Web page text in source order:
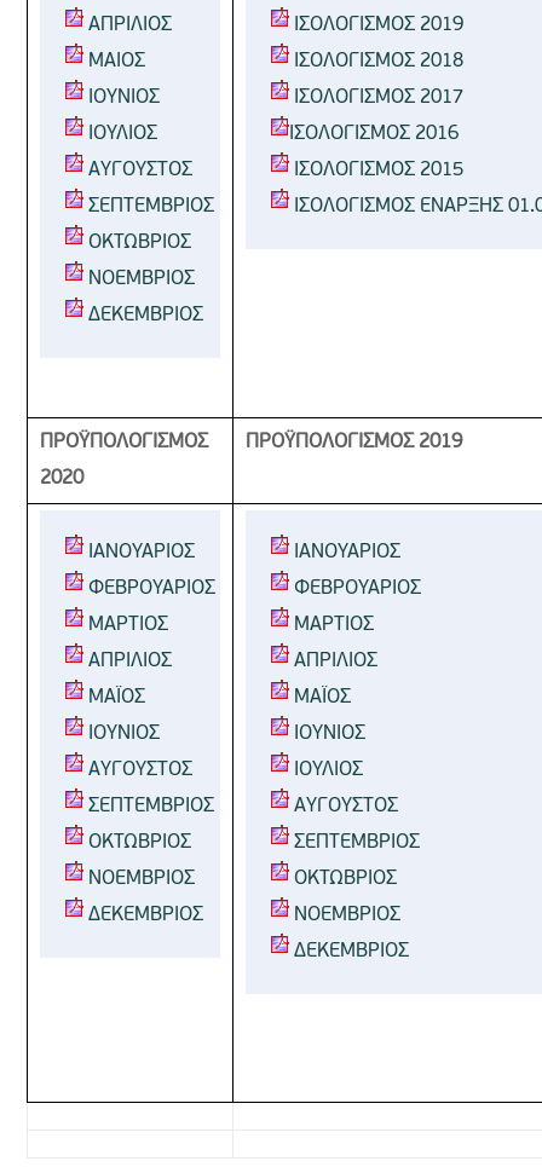
AΠΡΙΛΙΟΣ
ΜΑΙΟΣ
ΙΟΥΝΙΟΣ
ΙΟΥΛΙΟΣ
ΑΥΓΟΥΣΤΟΣ
ΣΕΠΤΕΜΒΡΙΟΣ
OΚΤΩΒΡΙΟΣ
ΝΟΕΜΒΡΙΟΣ
ΔΕΚΕΜΒΡΙΟΣ
ΙΣΟΛΟΓΙΣΜΟΣ 2019
ΙΣΟΛΟΓΙΣΜΟΣ 2018
ΙΣΟΛΟΓΙΣΜΟΣ 2017
ΙΣΟΛΟΓΙΣΜΟΣ 2016
ΙΣΟΛΟΓΙΣΜΟΣ 2015
ΙΣΟΛΟΓΙΣΜΟΣ ΕΝΑΡΞΗΣ
ΠΡΟΫΠΟΛΟΓΙΣΜΟΣ
2020
ΠΡΟΫΠΟΛΟΓΙΣΜΟΣ 2019
ΙΑΝΟΥΑΡΙΟΣ
ΦΕΒΡΟΥΑΡΙΟΣ
ΜΑΡΤΙΟΣ
ΑΠΡΙΛΙΟΣ
ΜΑΪΟΣ
ΙΟΥΝΙΟΣ
ΑΥΓΟΥΣΤΟΣ
ΣΕΠΤΕΜΒΡΙΟΣ
ΟΚΤΩΒΡΙΟΣ
ΝΟΕΜΒΡΙΟΣ
ΔΕΚΕΜΒΡΙΟΣ
ΙΑΝΟΥΑΡΙΟΣ
ΦΕΒΡΟΥΑΡΙΟΣ
ΜΑΡΤΙΟΣ
ΑΠΡΙΛΙΟΣ
ΜΑΪΟΣ
ΙΟΥΝΙΟΣ
ΙΟΥΛΙΟΣ
ΑΥΓΟΥΣΤΟΣ
ΣΕΠΤΕΜΒΡΙΟΣ
ΟΚΤΩΒΡΙΟΣ
ΝΟΕΜΒΡΙΟΣ
ΔΕΚΕΜΒΡΙΟΣ